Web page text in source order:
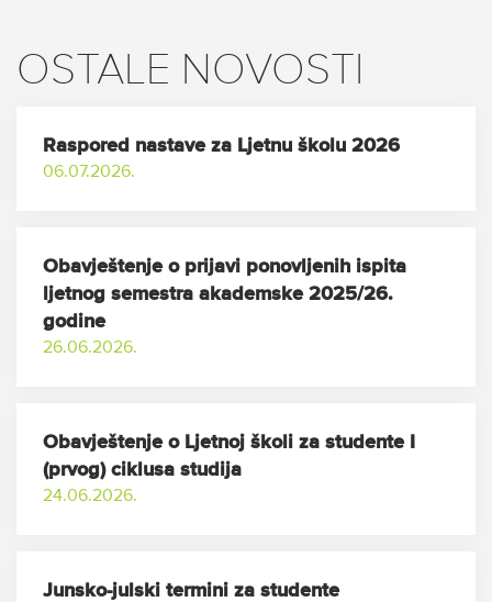
OSTALE NOVOSTI
Raspored nastave za Ljetnu školu 2026
06.07.2026.
Obavještenje o prijavi ponovljenih ispita
ljetnog semestra akademske 2025/26.
godine
26.06.2026.
Obavještenje o Ljetnoj školi za studente I
(prvog) ciklusa studija
24.06.2026.
Junsko-julski termini za studente